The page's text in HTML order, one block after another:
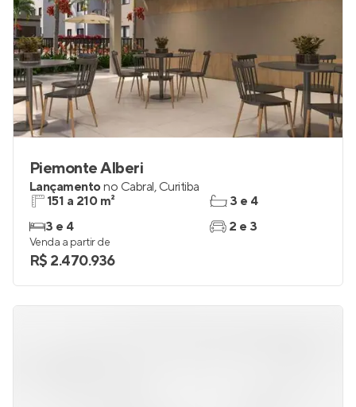
Piemonte Alberi
Lançamentono Cabral, Curitiba
151 a 210 m²
3 e 4
3 e 4
2 e 3
Venda a partir de
R$ 2.470.936